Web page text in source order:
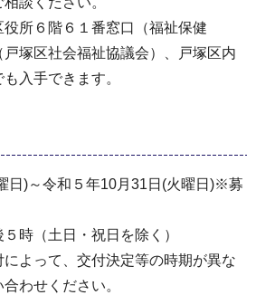
所６階６１番窓口（福祉保健
塚区社会福祉協議会）、戸塚区内
入手できます。
日)～令和５年10月31日(火曜日)※募
時（土日・祝日を除く）
よって、交付決定等の時期が異な
わせください。